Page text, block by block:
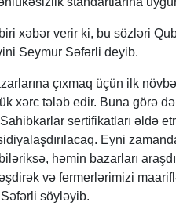
xəbər verir ki, bu sözləri
Seymur Səfərli deyib.
çıxmaq üçün ilk
xərc tələb edir. Buna görə
sertifikatları əldə
Eyni
həmin bazarları
və fermerlərimizi
söyləyib.